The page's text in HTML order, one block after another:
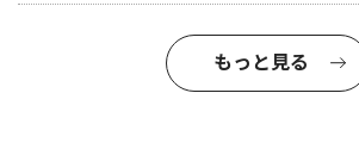
もっと見る